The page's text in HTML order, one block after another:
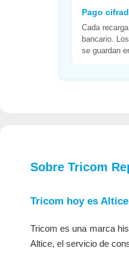
Pago
Cada
bancario.
se guardan
Sobre Tricom
Tricom hoy es Altice
Tricom es una marca
Altice, el servicio de